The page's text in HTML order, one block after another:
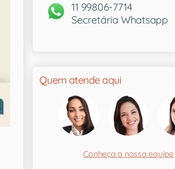
11 99806-7714
Secretária Whatsapp
Quem atende aqui
Conheça a nossa equipe